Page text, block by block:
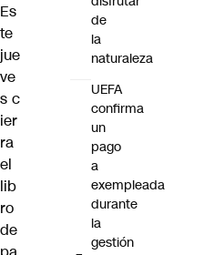
Es
te
jue
ve
s c
ier
ra
el
lib
ro
de
de
la
naturaleza
UEFA
confirma
un
pago
a
exempleada
durante
la
gestión